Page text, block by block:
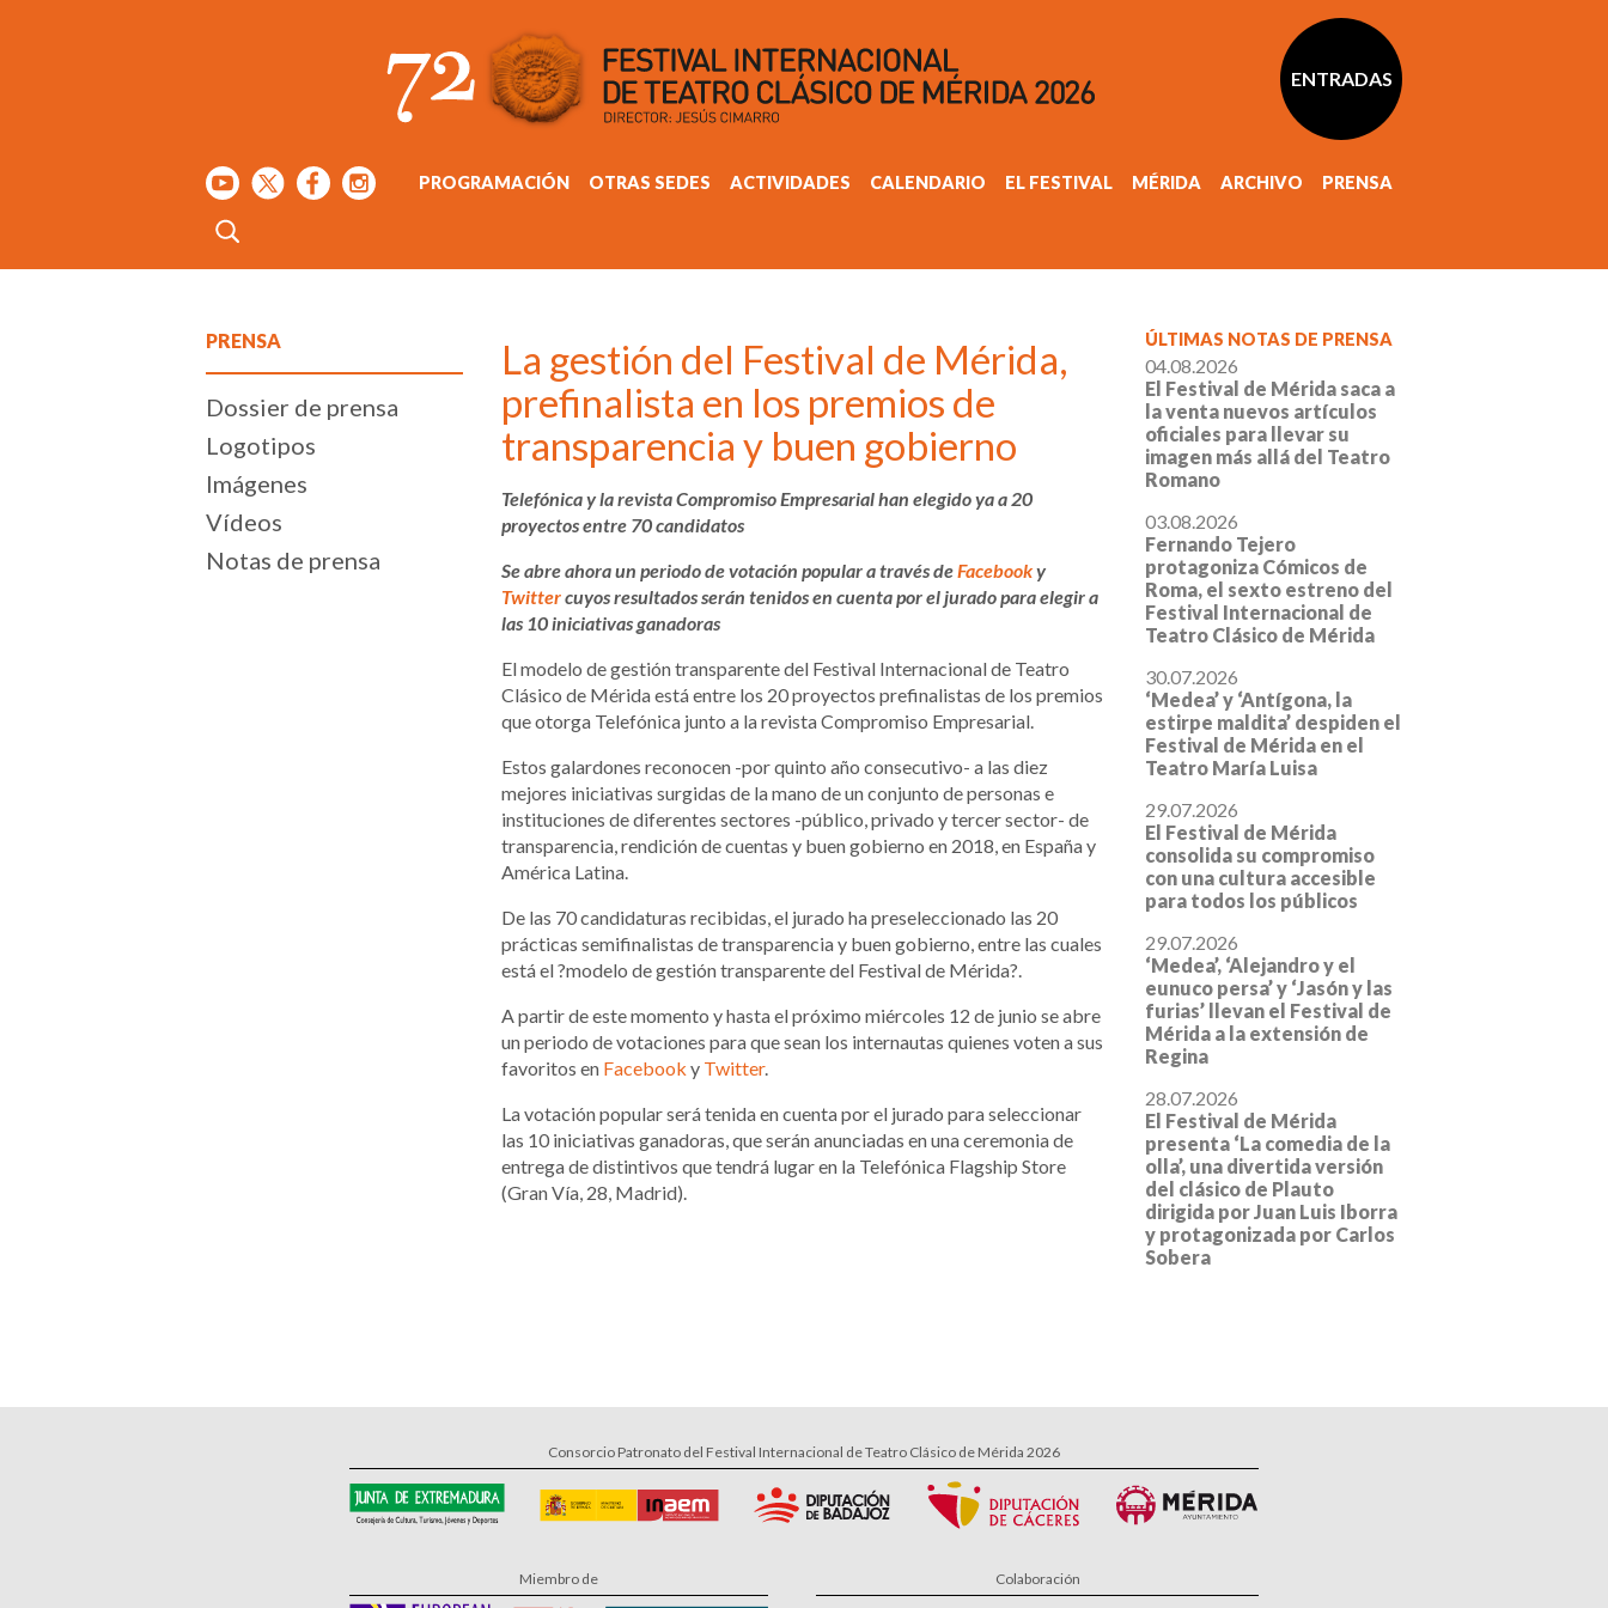
ENTRADAS
PROGRAMACIÓN OTRAS SEDES ACTIVIDADES CALENDARIO EL FESTIVAL MÉRIDA ARCHIVO PRENSA
PRENSA
Dossier de prensa
Logotipos
Imágenes
Vídeos
Notas de prensa
La gestión del Festival de Mérida,
prefinalista en los premios de
transparencia y buen gobierno
Telefónica y la revista Compromiso Empresarial han elegido ya a 20
proyectos entre 70 candidatos
Se abre ahora un periodo de votación popular a través deFacebooky
Twittercuyos resultados serán tenidos en cuenta por el jurado para elegir a
las 10 iniciativas ganadoras
El modelo de gestión transparente del Festival Internacional de Teatro
Clásico de Mérida está entre los 20 proyectos prefinalistas de los premios
que otorga Telefónica junto a la revista Compromiso Empresarial.
Estos galardones reconocen -por quinto año consecutivo- a las diez
mejores iniciativas surgidas de la mano de un conjunto de personas e
instituciones de diferentes sectores -público, privado y tercer sector- de
transparencia, rendición de cuentas y buen gobierno en 2018, en España y
América Latina.
De las 70 candidaturas recibidas, el jurado ha preseleccionado las 20
prácticas semifinalistas de transparencia y buen gobierno, entre las cuales
está el ?modelo de gestión transparente del Festival de Mérida?.
A partir de este momento y hasta el próximo miércoles 12 de junio se abre
un periodo de votaciones para que sean los internautas quienes voten a sus
favoritos en Facebook y Twitter.
La votación popular será tenida en cuenta por el jurado para seleccionar
las 10 iniciativas ganadoras, que serán anunciadas en una ceremonia de
entrega de distintivos que tendrá lugar en la Telefónica Flagship Store
(Gran Vía, 28, Madrid).
ÚLTIMAS NOTAS DE PRENSA
04.08.2026
El Festival de Mérida saca a
la venta nuevos artículos
oficiales para llevar su
imagen más allá del Teatro
Romano
03.08.2026
Fernando Tejero
protagoniza Cómicos de
Roma, el sexto estreno del
Festival Internacional de
Teatro Clásico de Mérida
30.07.2026
‘Medea’ y ‘Antígona, la
estirpe maldita’ despiden el
Festival de Mérida en el
Teatro María Luisa
29.07.2026
El Festival de Mérida
consolida su compromiso
con una cultura accesible
para todos los públicos
29.07.2026
‘Medea’, ‘Alejandro y el
eunuco persa’ y ‘Jasón y las
furias’ llevan el Festival de
Mérida a la extensión de
Regina
28.07.2026
El Festival de Mérida
presenta ‘La comedia de la
olla’, una divertida versión
del clásico de Plauto
dirigida por Juan Luis Iborra
y protagonizada por Carlos
Sobera
Consorcio Patronato del Festival Internacional de Teatro Clásico de Mérida 2026
Miembro de Colaboración